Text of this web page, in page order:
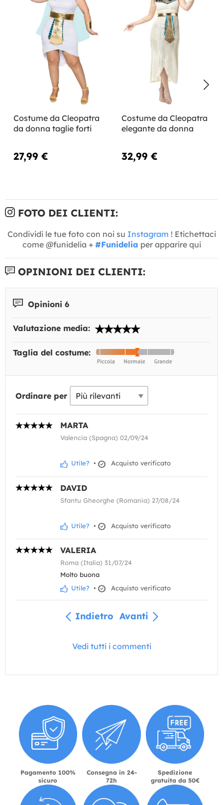
Costume da Cleopatra
da donna taglie forti
27,99 €
Costume da Cleopatra
elegante da donna
32,99 €
FOTO DEI CLIENTI:
Condividi le tue foto con noi su Instagram ! Etichettaci
come @funidelia + #Funidelia per apparire qui
OPINIONI DEI CLIENTI:
Opinioni 6
Valutazione media:
Taglia del costume:
Ordinare per
MARTA
Valencia (Spagna) 02/09/24
Utile? • Acquisto verificato
DAVID
Sfantu Gheorghe (Romania) 27/08/24
Utile? • Acquisto verificato
VALERIA
Roma (Italia) 31/07/24
Molto buona
Utile? • Acquisto verificato
Indietro Avanti
Vedi tutti i commenti
Pagamento 100%
sicuro
Consegna in 24-
72h
Spedizione
gratuita da 50€